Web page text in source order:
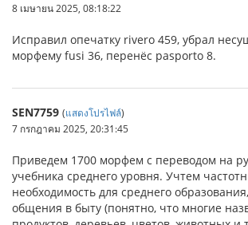
8 เมษายน 2025, 08:18:22
Исправил опечатку rivero 459, убрал
морфему fusi 36, перенёс pasporto 8.
SEN7759 (แสดงโปรไฟล์)
7 กรกฎาคม 2025, 20:31:45
Приведем 1700 морфем с переводом на
учебника среднего уровня. Учтем
необходимость для среднего
общения в быту (понятно, что многие